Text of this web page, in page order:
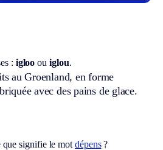
: iglooou iglou.
au Groenland, en forme
avec des pains de glace.
que signifie le mot dépens?